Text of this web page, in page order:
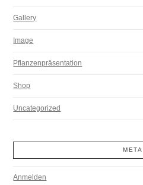
Gallery
Image
Pflanzenpräsentation
Shop
Uncategorized
META
Anmelden